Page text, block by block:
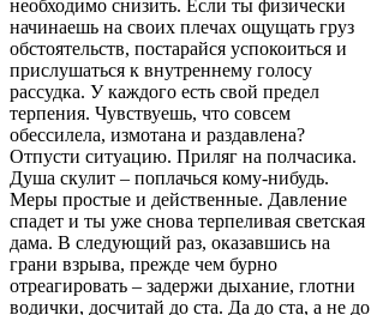
необходимо снизить. Если ты физически
начинаешь на своих плечах ощущать груз
обстоятельств, постарайся успокоиться и
прислушаться к внутреннему голосу
рассудка. У каждого есть свой предел
терпения. Чувствуешь, что совсем
обессилела, измотана и раздавлена?
Отпусти ситуацию. Приляг на полчасика.
Душа скулит – поплачься кому-нибудь.
Меры простые и действенные. Давление
спадет и ты уже снова терпеливая светская
дама. В следующий раз, оказавшись на
грани взрыва, прежде чем бурно
отреагировать – задержи дыхание, глотни
водички, досчитай до ста. Да до ста, а не до